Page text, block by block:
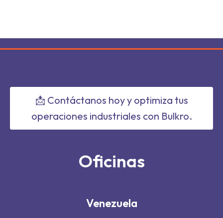
📩 Contáctanos hoy y optimiza tus
operaciones industriales con Bulkro.
Oficinas
Venezuela